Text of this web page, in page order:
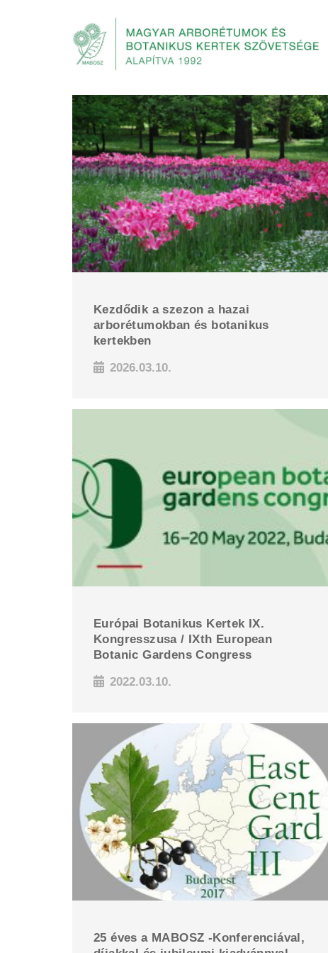
Kezdődik a szezon a hazai
arborétumokban és botanikus
kertekben
2026.03.10.
Európai Botanikus Kertek IX.
Kongresszusa / IXth European
Botanic Gardens Congress
2022.03.10.
25 éves a MABOSZ -Konferenciával,